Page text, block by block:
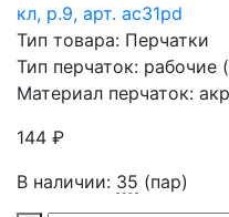
кл, р.9, арт. ас31pd
Тип товара: Перчатки
Тип перчаток: рабочие
Материал перчаток:
144 ₽
В наличии: 35 (пар)